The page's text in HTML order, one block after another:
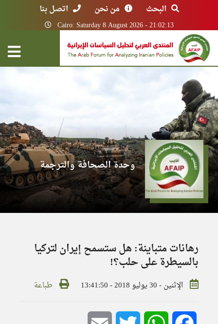
البحث من نحن اتصل بنا
Cairo: Saturday 8 August 2026 - 21:02:13
وحدة الصحافة والترجمة
رهانات متباينة: هل ستسمح إيران لتركيا
بالسيطرة على حلب؟!
الإثنين - 30 يوليو 2018 - 13:41:50 طباعة